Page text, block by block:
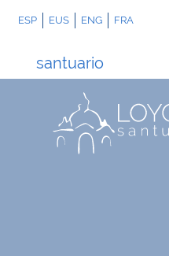
ESP EUS ENG FRA
santuario